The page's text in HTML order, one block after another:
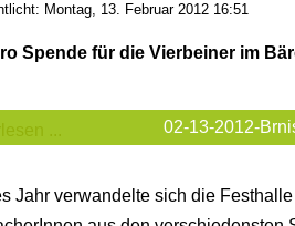
Montag, 13. Februar 2012 16:51
Spende für die Vierbeiner im
02-13-2012-
Jahr verwandelte sich die